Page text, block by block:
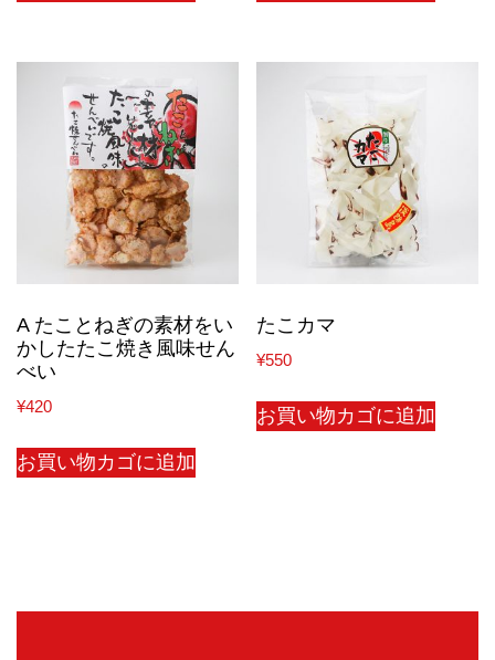
A たことねぎの素材をい
かしたたこ焼き風味せん
べい
¥420
お買い物カゴに追加
たこカマ
¥550
お買い物カゴに追加